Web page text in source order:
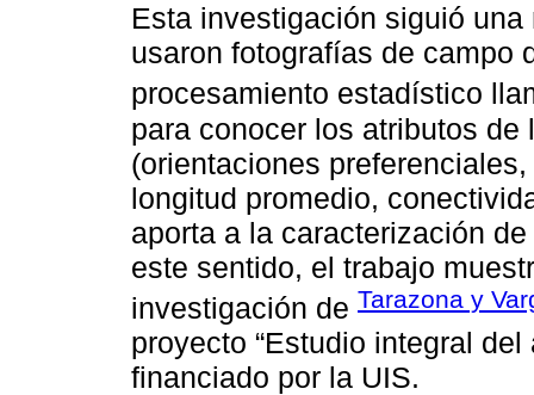
Esta investigación siguió
usaron fotografías de campo
procesamiento estadístico
para conocer los atributos
(orientaciones
longitud promedio,
aporta a la caracterización
este sentido, el trabajo
investigación de Tarazona y
proyecto “Estudio integral
financiado por la UIS.